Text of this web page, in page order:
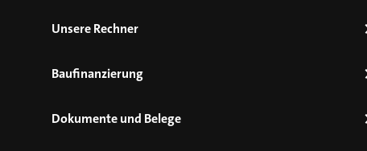
Unsere Rechner
Baufinanzierung
Dokumente und Belege